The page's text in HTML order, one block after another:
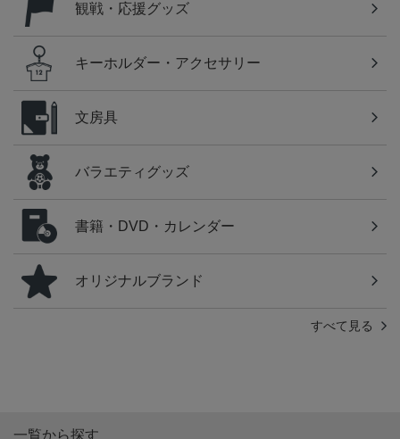
観戦・応援グッズ
キーホルダー・アクセサリー
文房具
バラエティグッズ
書籍・DVD・カレンダー
オリジナルブランド
すべて見る
一覧から探す